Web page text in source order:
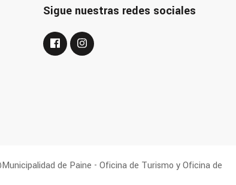
Sigue nuestras redes sociales
de Paine - Oficina de Turismo y Oficina de